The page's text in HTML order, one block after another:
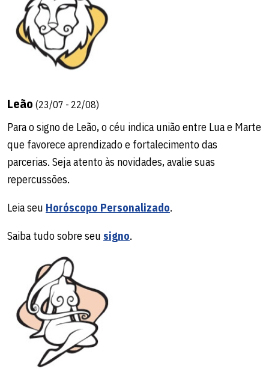
Leão (23/07 - 22/08)
Para o signo de Leão, o céu indica união entre Lua e Marte
que favorece aprendizado e fortalecimento das
parcerias. Seja atento às novidades, avalie suas
repercussões.
Leia seu Horóscopo Personalizado.
Saiba tudo sobre seu signo.